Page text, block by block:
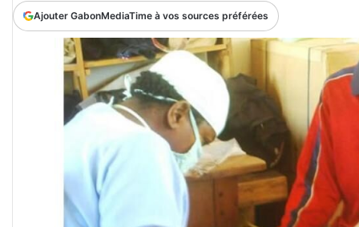
Ajouter GabonMediaTime à vos sources préférées